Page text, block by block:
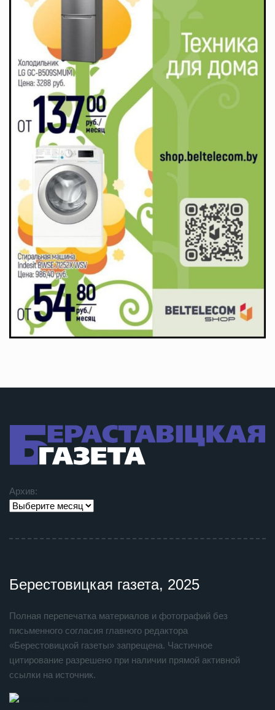
Архив:
Берестовицкая газета, 2025
Полная перепечатка материалов и фотографий без
письменного согласия главного редактора
«Берестовицкой газеты» запрещена. Частичное
цитирование разрешено при наличии прямой активной
ссылки на источник.